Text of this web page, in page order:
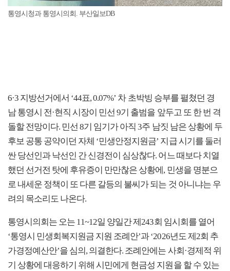
통영시청과 통영시의회. 부산일보DB
6·3 지방선거에서 ‘44표, 0.07%’ 차 초박빙 승부를 펼쳤던 경
남 통영시 전·현직 시장이 민선 9기 출범을 앞두고 또 한 번 격
돌할 전망이다. 민선 8기 임기가 아직 3주 남짓 남은 상황에 두
후보 공통 공약이던 자체 ‘민생안정지원금’ 지급 시기를 둘러
싼 당선인과 낙선인 간 신경전이 심상찮다. 어느 때보다 치열
했던 선거전 탓에 후유증이 만만찮은 상황에, 민생을 명분으
로 내세운 정책이 또 다른 갈등의 불씨가 되는 것 아니냐는 우
려의 목소리도 나온다.
통영시의회는 오는 11~12일 양일간 제243회 임시회를 열어
‘통영시 민생회복지원금 지원 조례안’과 ‘2026년도 제2회 추
가경정예산안’을 심의, 의결한다. 조례안에는 사회·경제적 위
기 상황에 대응하기 위해 시민에게 현금성 지원을 할 수 있는